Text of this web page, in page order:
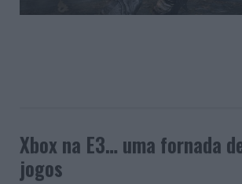
Xbox na E3… uma fornada
jogos